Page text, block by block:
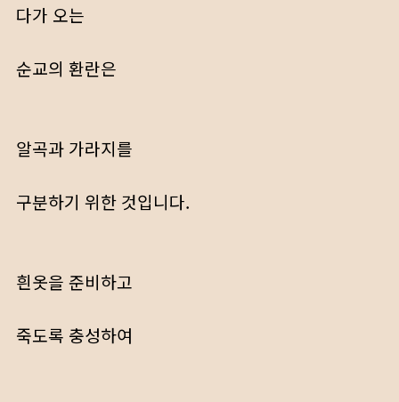
다가 오는
순교의 환란은
알곡과 가라지를
구분하기 위한 것입니다.
흰옷을 준비하고
죽도록 충성하여